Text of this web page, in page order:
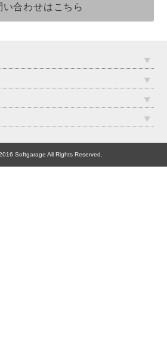
Softgarage All Rights Reserved.